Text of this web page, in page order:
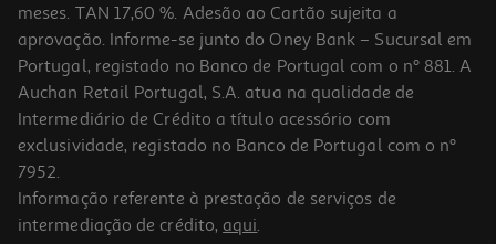
meses. TAN 17,60 %. Adesão ao Cartão sujeita a
aprovação. Informe-se junto do Oney Bank – Sucursal em
Portugal, registado no Banco de Portugal com o nº 881. A
Auchan Retail Portugal, S.A. atua na qualidade de
Intermediário de Crédito a título acessório com
exclusividade, registado no Banco de Portugal com o nº
7952.
Informação referente à prestação de serviços de
intermediação de crédito, aqui.